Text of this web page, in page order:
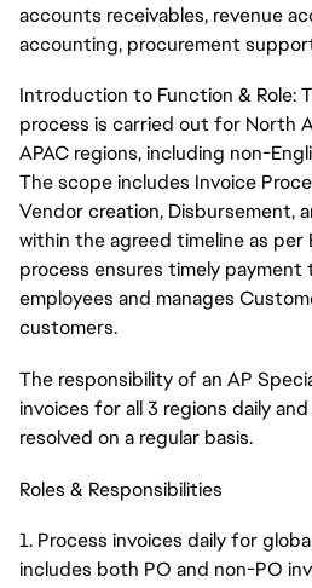
accounts receivables, revenue
accounting, procurement
Introduction to Function & Role:
process is carried out for North
APAC regions, including non-
The scope includes Invoice
Vendor creation, Disbursement,
within the agreed timeline as per
process ensures timely payment
employees and manages
customers.
The responsibility of an AP
invoices for all 3 regions daily
resolved on a regular basis.
Roles & Responsibilities
1. Process invoices daily for
includes both PO and non-PO